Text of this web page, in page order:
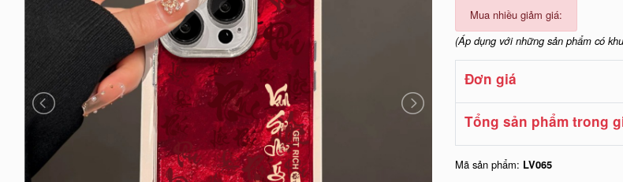
Mua nhiều giảm giá:
(Áp dụng với những sản phẩm có
Đơn giá
Tổng sản phẩm trong
Mã sản phẩm: LV065